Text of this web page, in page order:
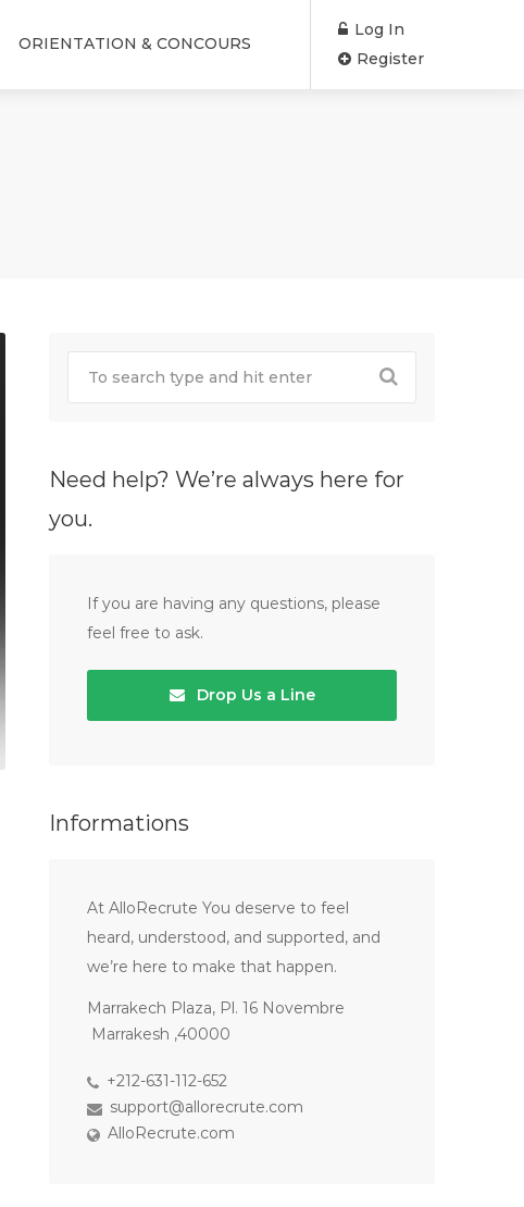
ORIENTATION & CONCOURS
Log In
Register
Need help? We’re always here for
you.
If you are having any questions, please
feel free to ask.
Drop Us a Line
Informations
At AlloRecrute You deserve to feel
heard, understood, and supported, and
we’re here to make that happen.
Marrakech Plaza, Pl. 16 Novembre
Marrakesh ,40000
+212-631-112-652
support@allorecrute.com
AlloRecrute.com